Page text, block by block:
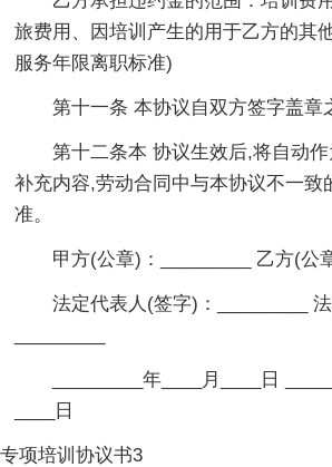
旅费用、因培训产生的用于乙方的其
服务年限离职标准)
第十一条 本协议自双方签字盖章
第十二条本 协议生效后,将自动
补充内容,劳动合同中与本协议不一致
准。
甲方(公章)：_________ 乙方(公
法定代表人(签字)：_________
_________年____月____日
____日
专项培训协议书3